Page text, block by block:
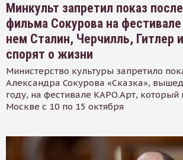
Минкульт запретил показ
фильма Сокурова на
нем Сталин, Черчилль, Гитлер
спорят о жизни
Министерство культуры запретило
Александра Сокурова «Сказка»,
году, на фестивале КАРО.Арт, который
Москве с 10 по 15 октября